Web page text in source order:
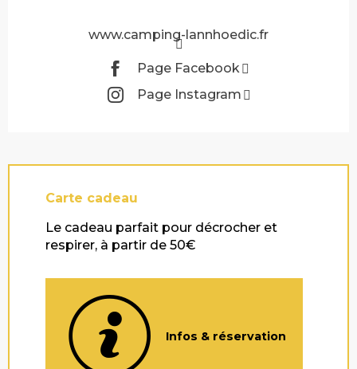
www.camping-lannhoedic.fr
Page Facebook
Page Instagram
Carte cadeau
Le cadeau parfait pour décrocher et
respirer, à partir de 50€
Infos & réservation